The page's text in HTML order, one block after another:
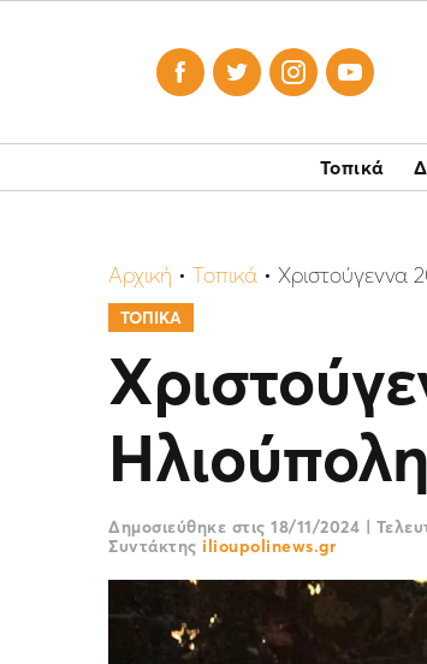
   
Τοπικά
Αρχική • Τοπικά • Χριστούγεννα
ΤΟΠΙΚΑ
Ηλιούπολη
Δημοσιεύθηκε στις 18/11/2024 |
Συντάκτης ilioupolinews.gr